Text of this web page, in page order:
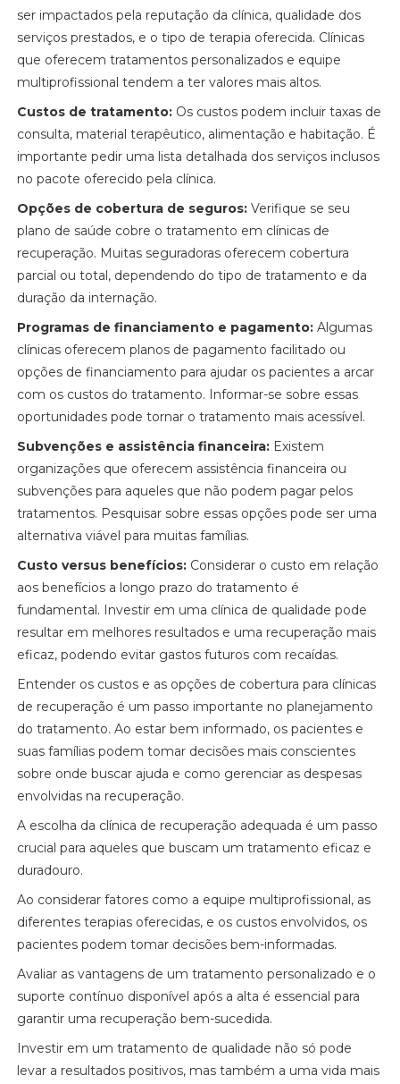
ser impactados pela reputação da clínica, qualidade dos
serviços prestados, e o tipo de terapia oferecida. Clínicas
que oferecem tratamentos personalizados e equipe
multiprofissional tendem a ter valores mais altos.
Custos de tratamento: Os custos podem incluir taxas de
consulta, material terapêutico, alimentação e habitação. É
importante pedir uma lista detalhada dos serviços inclusos
no pacote oferecido pela clínica.
Opções de cobertura de seguros: Verifique se seu
plano de saúde cobre o tratamento em clínicas de
recuperação. Muitas seguradoras oferecem cobertura
parcial ou total, dependendo do tipo de tratamento e da
duração da internação.
Programas de financiamento e pagamento: Algumas
clínicas oferecem planos de pagamento facilitado ou
opções de financiamento para ajudar os pacientes a arcar
com os custos do tratamento. Informar-se sobre essas
oportunidades pode tornar o tratamento mais acessível.
Subvenções e assistência financeira: Existem
organizações que oferecem assistência financeira ou
subvenções para aqueles que não podem pagar pelos
tratamentos. Pesquisar sobre essas opções pode ser uma
alternativa viável para muitas famílias.
Custo versus benefícios: Considerar o custo em relação
aos benefícios a longo prazo do tratamento é
fundamental. Investir em uma clínica de qualidade pode
resultar em melhores resultados e uma recuperação mais
eficaz, podendo evitar gastos futuros com recaídas.
Entender os custos e as opções de cobertura para clínicas
de recuperação é um passo importante no planejamento
do tratamento. Ao estar bem informado, os pacientes e
suas famílias podem tomar decisões mais conscientes
sobre onde buscar ajuda e como gerenciar as despesas
envolvidas na recuperação.
A escolha da clínica de recuperação adequada é um passo
crucial para aqueles que buscam um tratamento eficaz e
duradouro.
Ao considerar fatores como a equipe multiprofissional, as
diferentes terapias oferecidas, e os custos envolvidos, os
pacientes podem tomar decisões bem-informadas.
Avaliar as vantagens de um tratamento personalizado e o
suporte contínuo disponível após a alta é essencial para
garantir uma recuperação bem-sucedida.
Investir em um tratamento de qualidade não só pode
levar a resultados positivos, mas também a uma vida mais